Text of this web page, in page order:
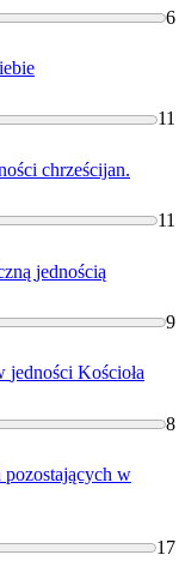
6
11
i chrześcijan.
11
jednością
9
jedności Kościoła
8
w
17